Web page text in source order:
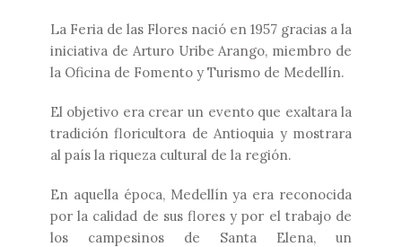
La Feria de las Flores nació en 1957 gracias a la
iniciativa de Arturo Uribe Arango, miembro de
la Oficina de Fomento y Turismo de Medellín.
El objetivo era crear un evento que exaltara la
tradición floricultora de Antioquia y mostrara
al país la riqueza cultural de la región.
En aquella época, Medellín ya era reconocida
por la calidad de sus flores y por el trabajo de
los campesinos de Santa Elena, un